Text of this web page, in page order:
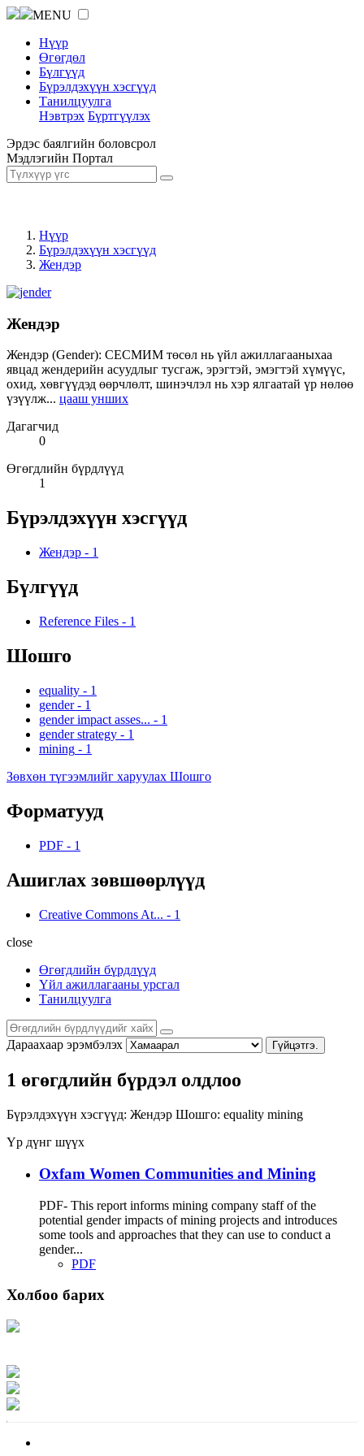
MENU
Нүүр
Өгөгдөл
Бүлгүүд
Бүрэлдэхүүн хэсгүүд
Танилцуулга
Нэвтрэх Бүртгүүлэх
Эрдэс баялгийн боловсрол
Мэдлэгийн Портал
Нүүр
Бүрэлдэхүүн хэсгүүд
Жендэр
Жендэр
Жендэр (Gender): СЕСМИМ төсөл нь үйл ажиллагааныхаа
явцад жендерийн асуудлыг тусгаж, эрэгтэй, эмэгтэй хүмүүс,
охид, хөвгүүдэд өөрчлөлт, шинэчлэл нь хэр ялгаатай үр нөлөө
үзүүлж... цааш унших
Дагагчид
0
Өгөгдлийн бүрдлүүд
1
Бүрэлдэхүүн хэсгүүд
Жендэр - 1
Бүлгүүд
Reference Files - 1
Шошго
equality - 1
gender - 1
gender impact asses... - 1
gender strategy - 1
mining - 1
Зөвхөн түгээмлийг харуулах Шошго
Форматууд
PDF - 1
Ашиглах зөвшөөрлүүд
Creative Commons At... - 1
close
Өгөгдлийн бүрдлүүд
Үйл ажиллагааны урсгал
Танилцуулга
Дараахаар эрэмбэлэх Гүйцэтгэ.
1 өгөгдлийн бүрдэл олдлоо
Бүрэлдэхүүн хэсгүүд: Жендэр Шошго: equality mining
Үр дүнг шүүх
Oxfam Women Communities and Mining
PDF- This report informs mining company staff of the
potential gender impacts of mining projects and introduces
some tools and approaches that they can use to conduct a
gender...
PDF
Холбоо барих